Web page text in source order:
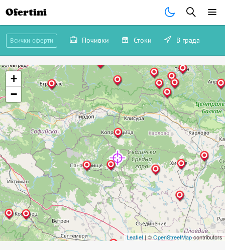
Ofertini
Всички оферти Почивки Стоки В града
+
−
Leaflet | ©OpenStreetMapcontributors